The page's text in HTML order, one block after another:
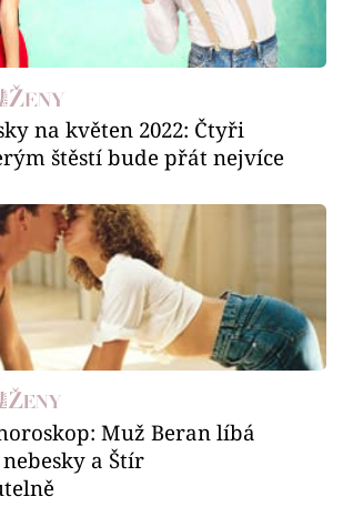
na květen 2022: Čtyři
štěstí bude přát nejvíce
Muž Beran líbá
a Štír